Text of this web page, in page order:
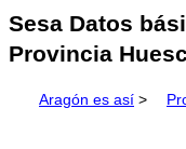
Sesa Datos
Provincia
Aragón es así >